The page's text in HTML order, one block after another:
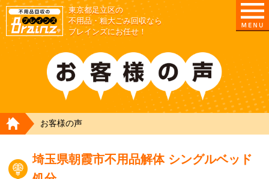
東京都足立区の
不用品・粗大ごみ回収なら
ブレインズにお任せ！
HOME
お客様の声
埼玉県朝霞市不用品解体 シングルベッド